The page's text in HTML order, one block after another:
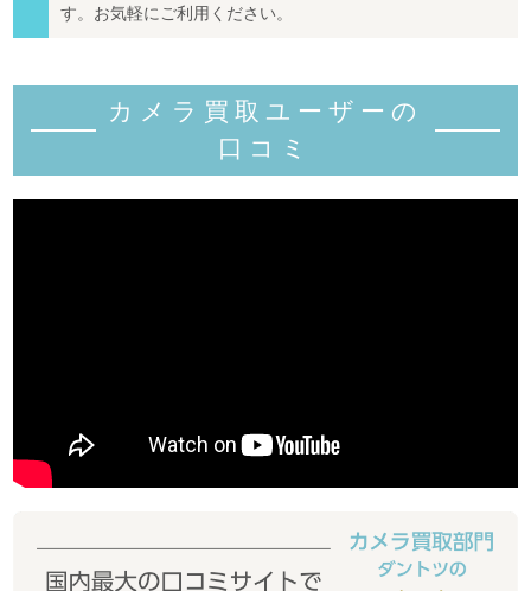
す。お気軽にご利用ください。
カメラ買取ユーザーの
口コミ